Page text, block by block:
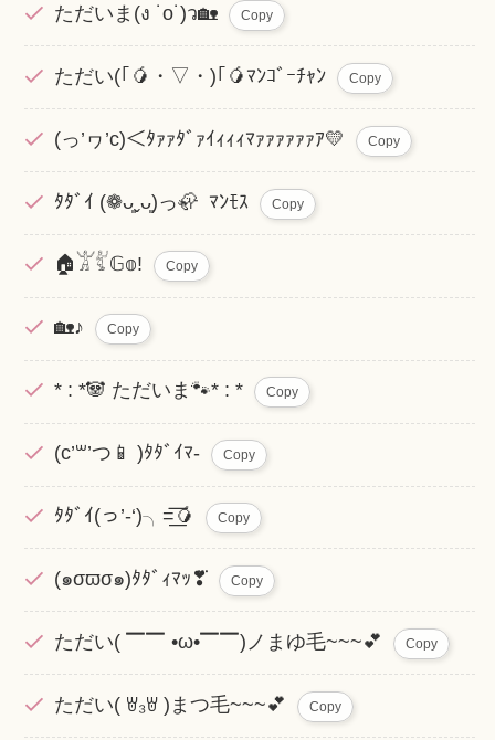
ただいま(ง ˙o˙)ว🏡 Copy
ただい(｢🥭・▽・)｢🥭ﾏﾝｺﾞｰﾁｬﾝ Copy
(っ’ヮ’c)＜ﾀｧｧﾀﾞｧｲｨｨｨﾏｧｧｧｧｧｧｱ💛 Copy
ﾀﾀﾞｲ (❁ᴗ͈ˬᴗ͈)っ🦣 ﾏﾝﾓｽ Copy
🏠𓀠𓀤𝔾𝕠! Copy
🏡♪ Copy
* : *🐼 ただいま🐾* : * Copy
(c’꒳​’つ📱 )ﾀﾀﾞｲﾏ- Copy
ﾀﾀﾞｲ(っ’-‘)╮=͟͟͞͞🥭 Copy
(๑σϖσ๑)ﾀﾀﾞｨﾏｯ❣⃛ Copy
ただい( ▔▔ •ω•▔▔)ノまゆ毛~~~💕 Copy
ただい( ꇐ₃ꇐ )まつ毛~~~💕 Copy